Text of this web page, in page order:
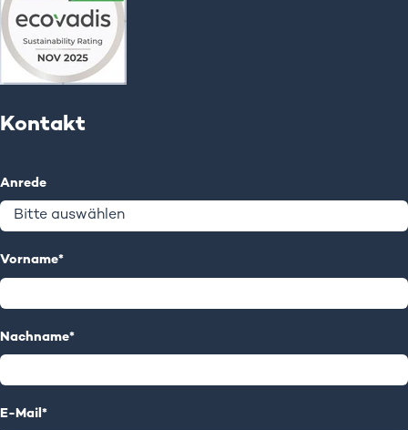
Kontakt
Anrede
Vorname*
Nachname*
E-Mail*